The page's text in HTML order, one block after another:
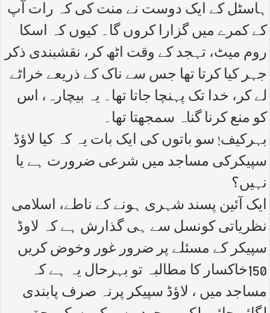
ہاسٹل کے ایک دوست نے منت کی کہ رات آپ
کے کمرے میں گزارا کروں گا۔ کیوں کہ اسکا
روم میٹ، تہجد کے وقت اٹھ کر، نقشبندی ذکر
جہر کیا کرتا تھا جس سے ناک کے ذریعے خراٹے
لے کر، خدا تک پہنچا جاتا تھا۔ یہ بیچارہ، اس
کو منع کرنا گناہ سمجھتا تھا۔
بہرکیف! سو باتوں کی ایک بات یہ کہ کیا لاؤڈ
سپیکرکی مساجد میں شرعی ضرورت ہے یا
نہیں؟
ایک آئین پسند شہری ہونے کے ناطے، اسلامی
نظریاتی کونسل سے ہی گذارش ہے کہ لاوڈ
سپیکر کے مسئلے پر ضرور غور وخوض کریں
150خاکسار کا مطالبہ تو بہرحال یہ ہے کہ
مساجد میں ، لاؤڈ سپیکر پرنہ صرف پابندی